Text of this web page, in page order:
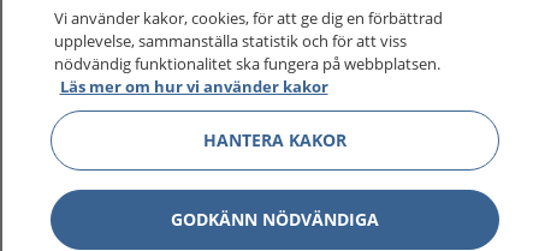
1177 på flera språk Visa
Om 1177 Visa
Vi använder kakor, cookies, för att ge dig en förbättrad
upplevelse, sammanställa statistik och för att viss
nödvändig funktionalitet ska fungera på webbplatsen.
Läs mer om hur vi använder kakor
HANTERA KAKOR
GODKÄNN NÖDVÄNDIGA